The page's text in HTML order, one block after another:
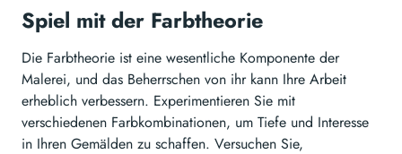
Spiel mit der Farbtheorie
Die Farbtheorie ist eine wesentliche Komponente der
Malerei, und das Beherrschen von ihr kann Ihre Arbeit
erheblich verbessern. Experimentieren Sie mit
verschiedenen Farbkombinationen, um Tiefe und Interesse
in Ihren Gemälden zu schaffen. Versuchen Sie,